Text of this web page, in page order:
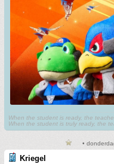
When the student is ready, the
When the student is truly ready, the
•
Kriegel